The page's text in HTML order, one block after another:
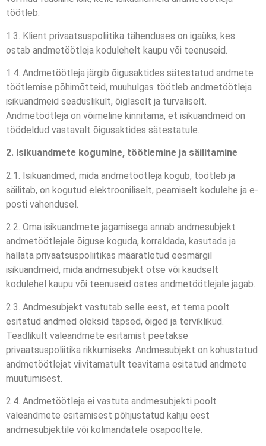
töötleb.
1.3. Klient privaatsuspoliitika tähenduses on igaüks, kes
ostab andmetöötleja kodulehelt kaupu või teenuseid.
1.4. Andmetöötleja järgib õigusaktides sätestatud andmete
töötlemise põhimõtteid, muuhulgas töötleb andmetöötleja
isikuandmeid seaduslikult, õiglaselt ja turvaliselt.
Andmetöötleja on võimeline kinnitama, et isikuandmeid on
töödeldud vastavalt õigusaktides sätestatule.
2. Isikuandmete kogumine, töötlemine ja säilitamine
2.1. Isikuandmed, mida andmetöötleja kogub, töötleb ja
säilitab, on kogutud elektrooniliselt, peamiselt kodulehe ja e-
posti vahendusel.
2.2. Oma isikuandmete jagamisega annab andmesubjekt
andmetöötlejale õiguse koguda, korraldada, kasutada ja
hallata privaatsuspoliitikas määratletud eesmärgil
isikuandmeid, mida andmesubjekt otse või kaudselt
kodulehel kaupu või teenuseid ostes andmetöötlejale jagab.
2.3. Andmesubjekt vastutab selle eest, et tema poolt
esitatud andmed oleksid täpsed, õiged ja terviklikud.
Teadlikult valeandmete esitamist peetakse
privaatsuspoliitika rikkumiseks. Andmesubjekt on kohustatud
andmetöötlejat viivitamatult teavitama esitatud andmete
muutumisest.
2.4. Andmetöötleja ei vastuta andmesubjekti poolt
valeandmete esitamisest põhjustatud kahju eest
andmesubjektile või kolmandatele osapooltele.